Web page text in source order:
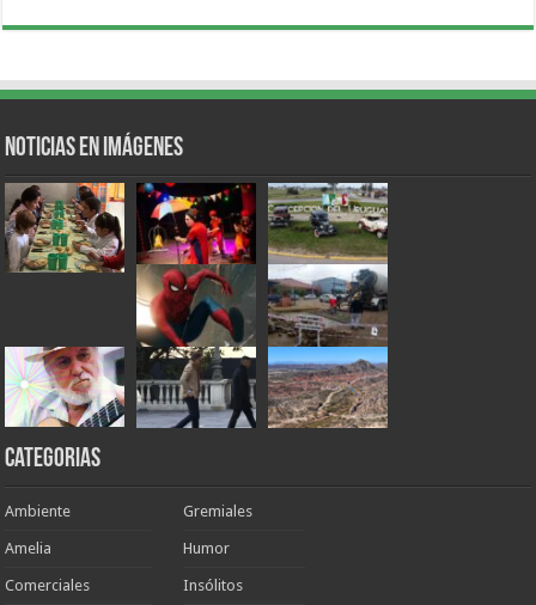
Noticias en Imágenes
Categorias
Ambiente
Amelia
Comerciales
Gremiales
Humor
Insólitos